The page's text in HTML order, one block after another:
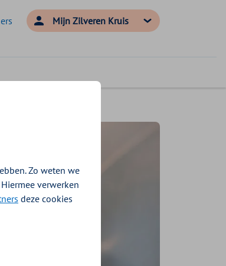
Mijn Zilveren Kruis
Zo weten we
verwerken
deze cookies